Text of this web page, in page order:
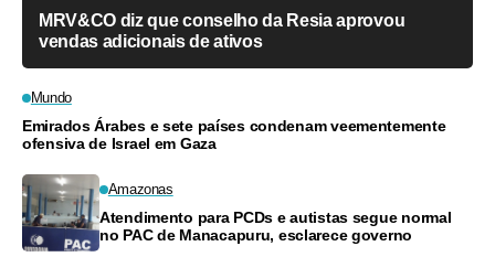
MRV&CO diz que conselho da Resia aprovou
vendas adicionais de ativos
Mundo
Emirados Árabes e sete países condenam veementemente
ofensiva de Israel em Gaza
Amazonas
Atendimento para PCDs e autistas segue normal
no PAC de Manacapuru, esclarece governo